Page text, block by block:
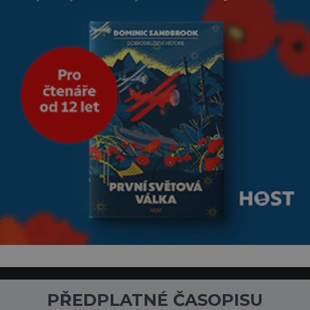
klimatickým podmínkám.
Sucho, prosolené písky a
extrémně
PŘEDPLATNÉ ČASOPISU